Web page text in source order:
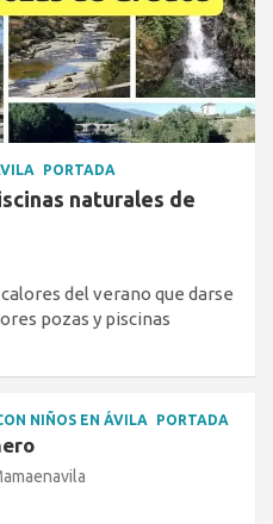
PORTADA
naturales de
del verano que darse
pozas y piscinas
NIÑOS EN ÁVILA PORTADA